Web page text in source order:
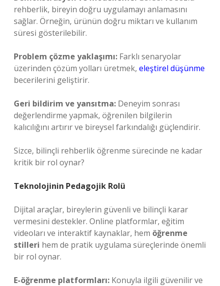
rehberlik, bireyin doğru uygulamayı anlamasını
sağlar. Örneğin, ürünün doğru miktarı ve kullanım
süresi gösterilebilir.
Problem çözme yaklaşımı: Farklı senaryolar
üzerinden çözüm yolları üretmek, eleştirel düşünme
becerilerini geliştirir.
Geri bildirim ve yansıtma: Deneyim sonrası
değerlendirme yapmak, öğrenilen bilgilerin
kalıcılığını artırır ve bireysel farkındalığı güçlendirir.
Sizce, bilinçli rehberlik öğrenme sürecinde ne kadar
kritik bir rol oynar?
Teknolojinin Pedagojik Rolü
Dijital araçlar, bireylerin güvenli ve bilinçli karar
vermesini destekler. Online platformlar, eğitim
videoları ve interaktif kaynaklar, hem öğrenme
stilleri hem de pratik uygulama süreçlerinde önemli
bir rol oynar.
E-öğrenme platformları: Konuyla ilgili güvenilir ve